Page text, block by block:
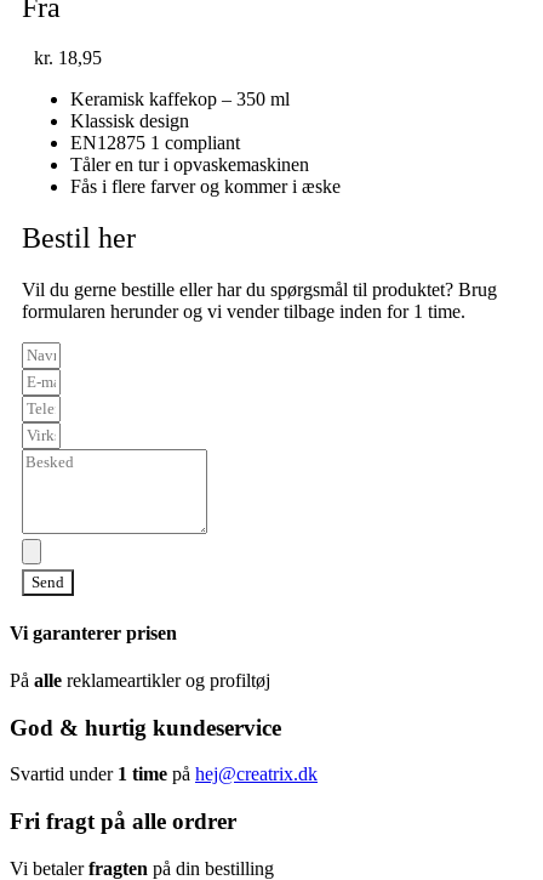
Fra
kr. 18,95
Keramisk kaffekop – 350 ml
Klassisk design
EN12875 1 compliant
Tåler en tur i opvaskemaskinen
Fås i flere farver og kommer i æske
Bestil her
Vil du gerne bestille eller har du spørgsmål til produktet? Brug
formularen herunder og vi vender tilbage inden for 1 time.
Send
Vi garanterer prisen
På alle reklameartikler og profiltøj
God & hurtig kundeservice
Svartid under 1 time på hej@creatrix.dk
Fri fragt på alle ordrer
Vi betalerfragten på din bestilling